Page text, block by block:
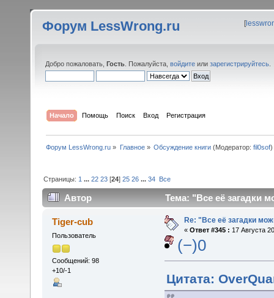
Форум LessWrong.ru [
Добро пожаловать, Гость . Пожалуйста, войдите или зарегистрируйтесь
Начало Помощь Поиск Вход Регистрация
Форум LessWrong.ru » Главное» Обсуждение книги(Модератор: fil0sof)
Страницы: 1 ...22 23 [24]25 26 ...34 Все
Автор Тема: "Все её загадки
Tiger-cub
Пользователь
Сообщений: 98
+10/-1
Re: "Все её загадки
« Ответ #345 : 17 Августа
(−)0
Цитата: